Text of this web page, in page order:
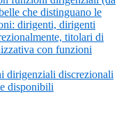
che distinguano le
dirigenti, dirigenti
titolari di
con funzioni
dirigenziali discrezionali
disponibili